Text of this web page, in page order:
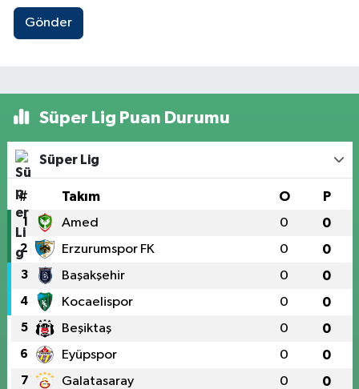
Gönder
Süper Lig Puan Durumu
Süper Lig
# Takım O P
1 Amed 0 0
2 Erzurumspor FK 0 0
3 Başakşehir 0 0
4 Kocaelispor 0 0
5 Beşiktaş 0 0
6 Eyüpspor 0 0
7 Galatasaray 0 0